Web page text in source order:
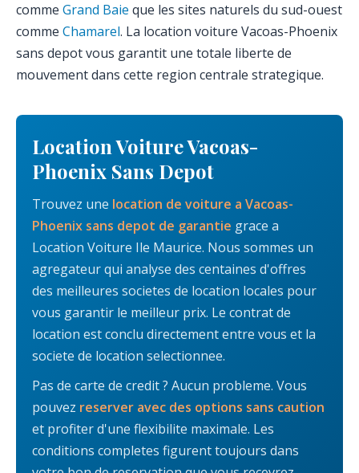
comme Grand Baie que les sites naturels du sud-ouest
comme Chamarel. La location voiture Vacoas-Phoenix
sans depot vous garantit une totale liberte de
mouvement dans cette region centrale strategique.
Location Voiture Vacoas-
Phoenix Sans Depot
Trouvez une location de voiture a Vacoas-
Phoenix sans depot de garantie grace a
Location Voiture Ile Maurice. Nous sommes un
agregateur qui analyse des centaines d'offres
des meilleures societes de location locales pour
vous garantir le meilleur prix. Le contrat de
location est conclu directement entre vous et la
societe de location selectionnee.
Pas de carte de credit ? Aucun probleme. Vous
pouvez reserver avec des options sans caution
et profiter d'une flexibilite maximale. Les
conditions completes figurent toujours dans